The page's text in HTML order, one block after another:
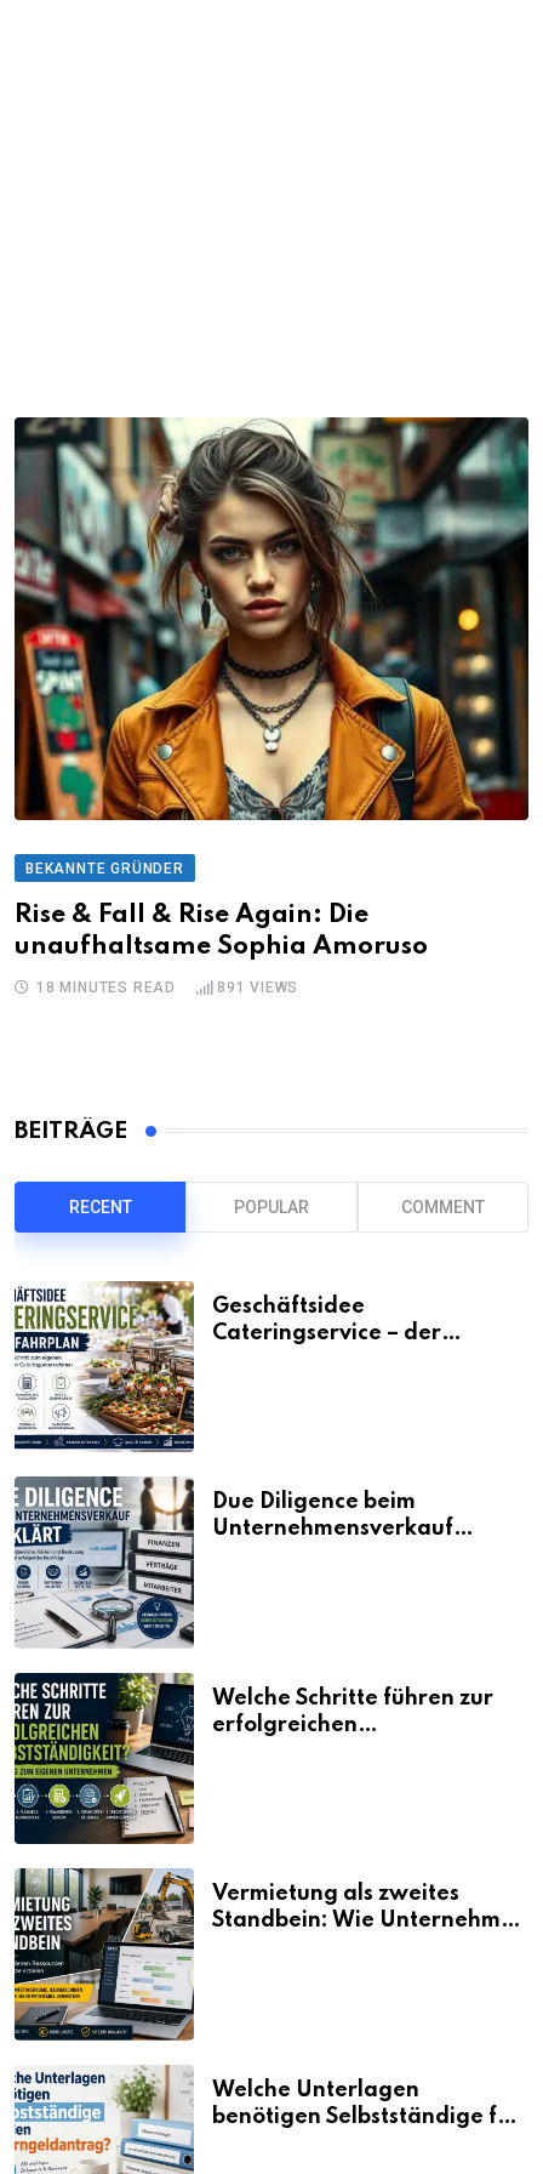
BEKANNTE GRÜNDER
Rise & Fall & Rise Again: Die
unaufhaltsame Sophia Amoruso
18 MINUTES READ 891 VIEWS
BEITRÄGE
RECENT POPULAR COMMENT
Geschäftsidee
Cateringservice – der
Due Diligence beim
Unternehmensverkauf
Welche Schritte führen zur
erfolgreichen
Vermietung als zweites
Standbein: Wie Unternehmen
Welche Unterlagen
benötigen Selbstständige für